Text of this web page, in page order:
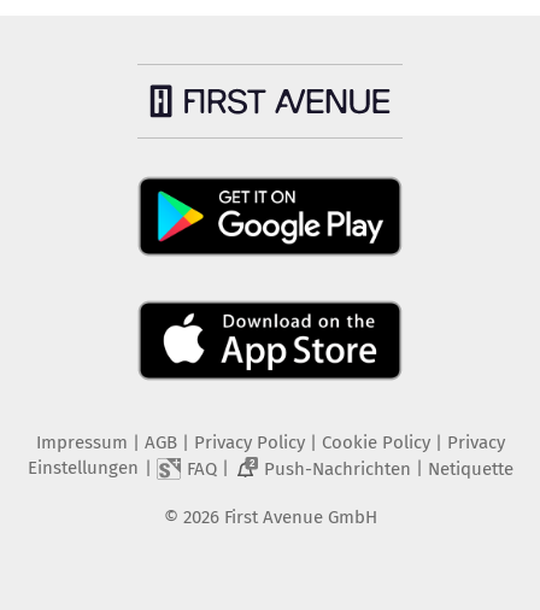
Impressum | AGB | Privacy Policy| Cookie Policy| Privacy
Einstellungen | FAQ| 2 Push-Nachrichten | Netiquette
© 2026 First Avenue GmbH